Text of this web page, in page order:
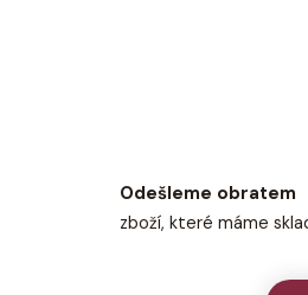
Odešleme obratem
zboží, které máme